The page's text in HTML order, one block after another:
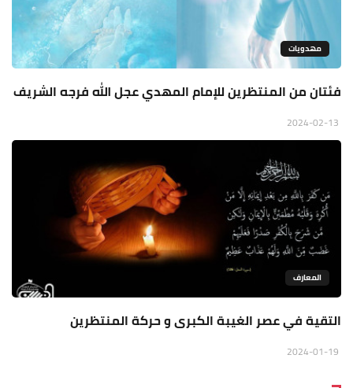
مهدويات
فئتان من المنتظرين للإمام المهدي عجل الله فرجه الشريف
المعارف
التقية في عصر الغيبة الكبرى و حركة المنتظرين